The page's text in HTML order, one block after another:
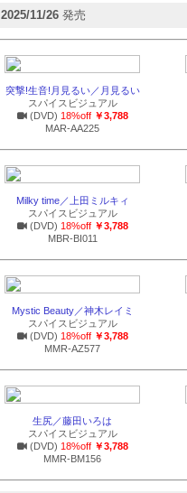
2025/11/26 発売
突撃!生音!月見るい／月見るい
スパイスビジュアル
(DVD) 18%off ￥3,788
MAR-AA225
Milky time／上田ミルキィ
スパイスビジュアル
(DVD) 18%off ￥3,788
MBR-BI011
Mystic Beauty／神木レイミ
スパイスビジュアル
(DVD) 18%off ￥3,788
MMR-AZ577
生尻／藤田いろは
スパイスビジュアル
(DVD) 18%off ￥3,788
MMR-BM156